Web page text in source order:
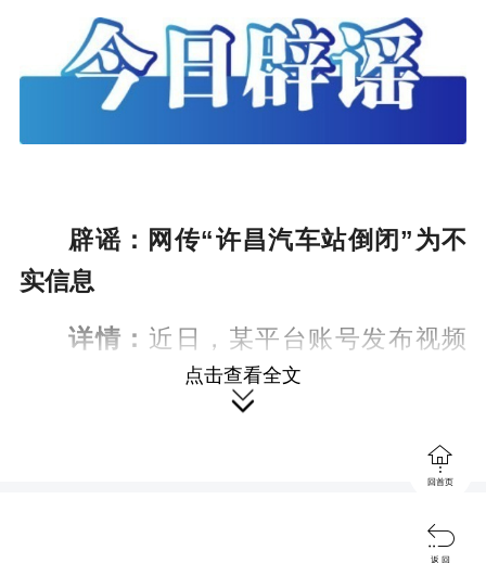
辟谣：网传“许昌汽车站倒闭”为不
实信息
详情： 近日，某平台账号发布视频
信息称“许昌汽车站大家都不要来了，汽
车站倒闭了，以后不发车了”。经许昌市
交通运输局核实，其发布视频信息位置
营，未倒闭关停，视频信息为谣言。元
点击查看全文


回首页

返 回